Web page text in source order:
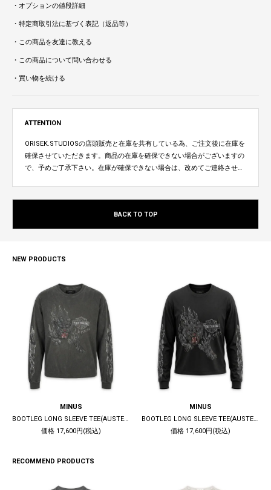
・オプションの値段詳細
・特定商取引法に基づく表記（返品等）
・この商品を友達に教える
・この商品について問い合わせる
・買い物を続ける
ATTENTION
ORISEK.STUDIOSの店頭販売と在庫を共有している為、ご注文後に在庫を
確保させていただきます。商品の在庫を確保できない場合がございますの
で、予めご了承下さい。在庫が確保できない場合は、改めてご連絡させて
BACK TO TOP
NEW PRODUCTS
MINUS
BOOTLEG LONG SLEEVE TEE(AUSTERE) / 10YEARS BLACK
価格 17,600円(税込)
MINUS
BOOTLEG LONG SLEEVE TEE(AUSTERE) / 5YEARS BLACK
価格 17,600円(税込)
RECOMMEND PRODUCTS